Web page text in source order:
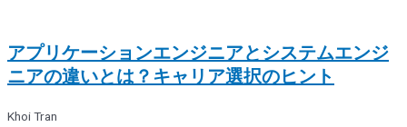
アプリケーションエンジニアとシステムエンジ
ニアの違いとは？キャリア選択のヒント
Khoi Tran